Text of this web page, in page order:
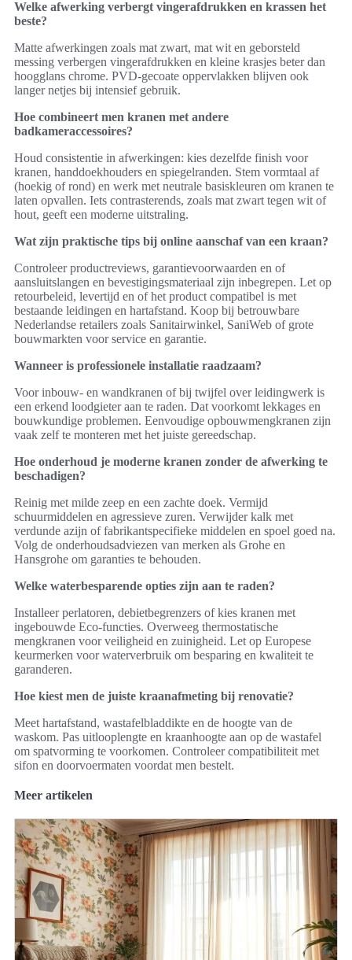
Welke afwerking verbergt vingerafdrukken en krassen het
beste?
Matte afwerkingen zoals mat zwart, mat wit en geborsteld
messing verbergen vingerafdrukken en kleine krasjes beter dan
hoogglans chrome. PVD-gecoate oppervlakken blijven ook
langer netjes bij intensief gebruik.
Hoe combineert men kranen met andere
badkameraccessoires?
Houd consistentie in afwerkingen: kies dezelfde finish voor
kranen, handdoekhouders en spiegelranden. Stem vormtaal af
(hoekig of rond) en werk met neutrale basiskleuren om kranen te
laten opvallen. Iets contrasterends, zoals mat zwart tegen wit of
hout, geeft een moderne uitstraling.
Wat zijn praktische tips bij online aanschaf van een kraan?
Controleer productreviews, garantievoorwaarden en of
aansluitslangen en bevestigingsmateriaal zijn inbegrepen. Let op
retourbeleid, levertijd en of het product compatibel is met
bestaande leidingen en hartafstand. Koop bij betrouwbare
Nederlandse retailers zoals Sanitairwinkel, SaniWeb of grote
bouwmarkten voor service en garantie.
Wanneer is professionele installatie raadzaam?
Voor inbouw- en wandkranen of bij twijfel over leidingwerk is
een erkend loodgieter aan te raden. Dat voorkomt lekkages en
bouwkundige problemen. Eenvoudige opbouwmengkranen zijn
vaak zelf te monteren met het juiste gereedschap.
Hoe onderhoud je moderne kranen zonder de afwerking te
beschadigen?
Reinig met milde zeep en een zachte doek. Vermijd
schuurmiddelen en agressieve zuren. Verwijder kalk met
verdunde azijn of fabrikantspecifieke middelen en spoel goed na.
Volg de onderhoudsadviezen van merken als Grohe en
Hansgrohe om garanties te behouden.
Welke waterbesparende opties zijn aan te raden?
Installeer perlatoren, debietbegrenzers of kies kranen met
ingebouwde Eco-functies. Overweeg thermostatische
mengkranen voor veiligheid en zuinigheid. Let op Europese
keurmerken voor waterverbruik om besparing en kwaliteit te
garanderen.
Hoe kiest men de juiste kraanafmeting bij renovatie?
Meet hartafstand, wastafelbladdikte en de hoogte van de
waskom. Pas uitlooplengte en kraanhoogte aan op de wastafel
om spatvorming te voorkomen. Controleer compatibiliteit met
sifon en doorvoermaten voordat men bestelt.
Meer artikelen